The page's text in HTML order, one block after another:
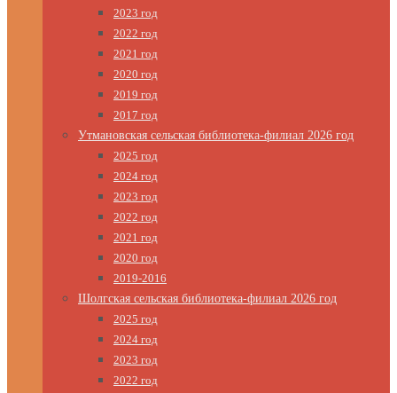
2023 год
2022 год
2021 год
2020 год
2019 год
2017 год
Утмановская сельская библиотека-филиал 2026 год
2025 год
2024 год
2023 год
2022 год
2021 год
2020 год
2019-2016
Шолгская сельская библиотека-филиал 2026 год
2025 год
2024 год
2023 год
2022 год